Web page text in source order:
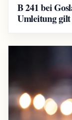
B 241 bei
Umleitung